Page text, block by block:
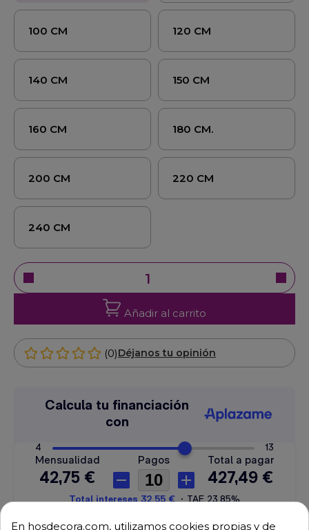
100 CM 120 CM
140 CM 150 CM
160 CM 180 CM.
200 CM 220 CM
240 CM
Añadir al carrito
(0)Déjanos tu opinión
En hosdecora.com, utilizamos cookies propias y de